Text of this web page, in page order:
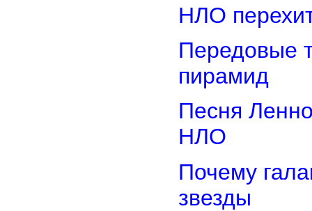
НЛО
Передовые
пирамид
Песня
НЛО
Почему
звезды